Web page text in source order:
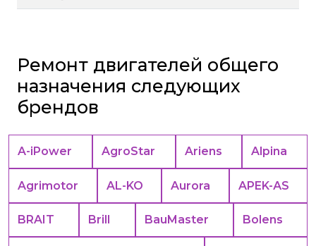
Ремонт двигателей общего
назначения следующих
брендов
A-iPower AgroStar Ariens Alpina
Agrimotor AL-KO Aurora APEK-АS
BRAIT Brill BauMaster Bolens